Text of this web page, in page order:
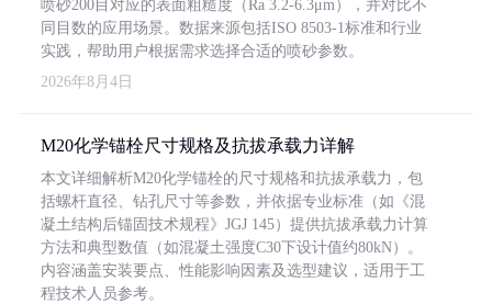
喷砂200目对应的表面粗糙度（Ra 3.2-6.3μm），并对比不
同目数的应用场景。数据来源包括ISO 8503-1标准和行业
实践，帮助用户根据需求选择合适的喷砂参数。
2026年8月4日
M20化学锚栓尺寸规格及抗拔承载力详解
本文详细解析M20化学锚栓的尺寸规格和抗拔承载力，包
括螺杆直径、钻孔尺寸等参数，并依据专业标准（如《混
凝土结构后锚固技术规程》JGJ 145）提供抗拔承载力计算
方法和典型数值（如混凝土强度C30下设计值约80kN）。
内容涵盖安装要点、性能影响因素及选型建议，适用于工
程技术人员参考。